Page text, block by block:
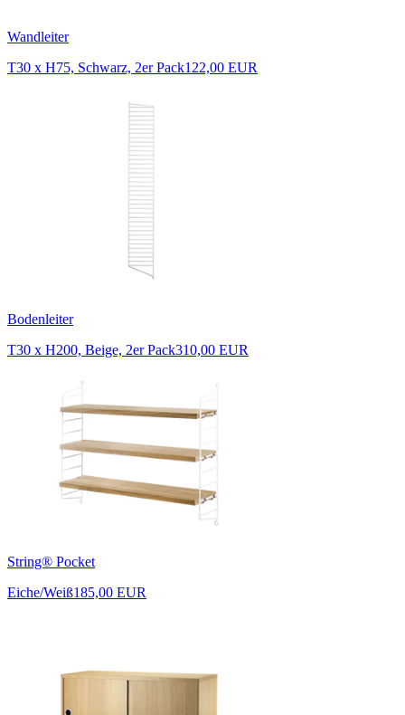
Wandleiter
T30 x H75, Schwarz, 2er Pack122,00 EUR
Bodenleiter
T30 x H200, Beige, 2er Pack310,00 EUR
String® Pocket
Eiche/Weiß185,00 EUR